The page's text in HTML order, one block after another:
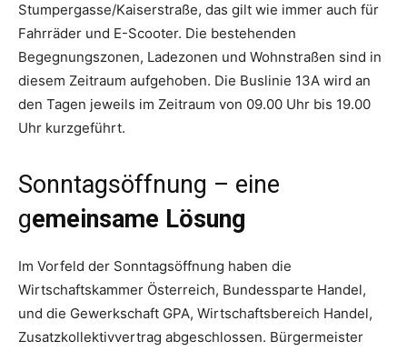
Stumpergasse/Kaiserstraße, das gilt wie immer auch für
Fahrräder und E-Scooter. Die bestehenden
Begegnungszonen, Ladezonen und Wohnstraßen sind in
diesem Zeitraum aufgehoben. Die Buslinie 13A wird an
den Tagen jeweils im Zeitraum von 09.00 Uhr bis 19.00
Uhr kurzgeführt.
Sonntagsöffnung – eine
gemeinsame Lösung
Im Vorfeld der Sonntagsöffnung haben die
Wirtschaftskammer Österreich, Bundessparte Handel,
und die Gewerkschaft GPA, Wirtschaftsbereich Handel,
Zusatzkollektivvertrag abgeschlossen. Bürgermeister